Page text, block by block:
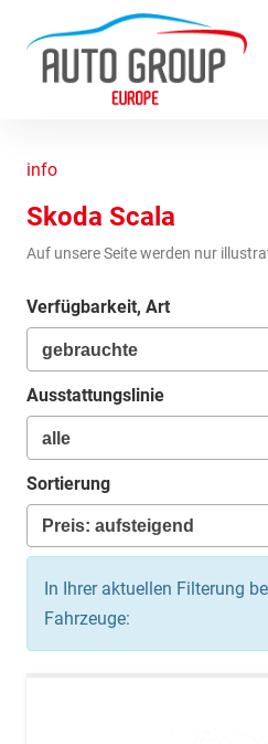
info
Skoda Scala
Auf unsere Seite werden nur
Verfügbarkeit, Art
Ausstattungslinie
Sortierung
In Ihrer aktuellen Filterung
Fahrzeuge: